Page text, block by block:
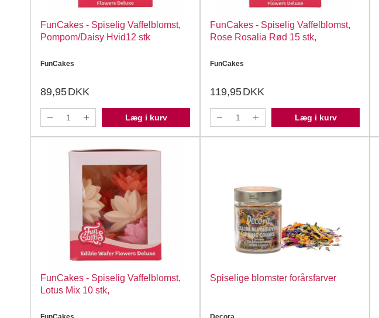
FunCakes - Spiselig Vaffelblomst,
Pompom/Daisy Hvid12 stk
FunCakes
89,95DKK
Læg i kurv
FunCakes - Spiselig Vaffelblomst,
Rose Rosalia Rød 15 stk,
FunCakes
119,95DKK
Læg i kurv
FunCakes - Spiselig Vaffelblomst,
Lotus Mix 10 stk,
Spiselige blomster forårsfarver